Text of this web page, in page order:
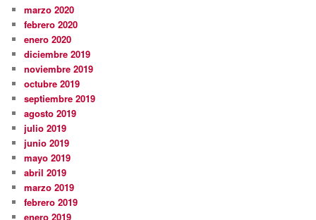
marzo 2020
febrero 2020
enero 2020
diciembre 2019
noviembre 2019
octubre 2019
septiembre 2019
agosto 2019
julio 2019
junio 2019
mayo 2019
abril 2019
marzo 2019
febrero 2019
enero 2019